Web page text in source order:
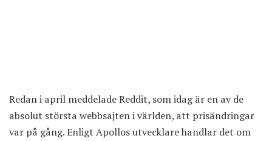
Redan i april meddelade Reddit, som idag är en av de
absolut största webbsajten i världen, att prisändringar
var på gång. Enligt Apollos utvecklare handlar det om